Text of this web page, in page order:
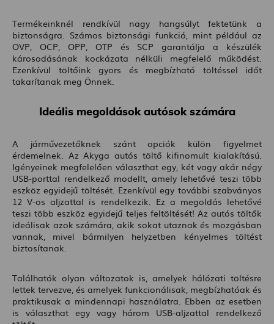
Termékeinknél rendkívül nagy hangsúlyt fektetünk a
biztonságra. Számos biztonsági funkció, mint például az
OVP, OCP, OPP, OTP és SCP garantálja a készülék
károsodásának kockázata nélküli megfelelő működést.
Ezenkívül töltőink gyors és megbízható töltéssel időt
takarítanak meg Önnek.
Ideális megoldások autósok számára
A járművezetőknek szánt opciók külön figyelmet
érdemelnek. Az Akyga autós töltő kifinomult kialakítású.
Igényeinek megfelelően választhat egy, két vagy akár négy
USB-porttal rendelkező modellt, amely lehetővé teszi több
eszköz egyidejű töltését. Ezenkívül egy további szabványos
12 V-os aljzattal is rendelkezik. Ez a megoldás lehetővé
teszi több eszköz egyidejű teljes feltöltését! Az autós töltők
ideálisak azok számára, akik sokat utaznak és mozgásban
vannak, mivel bármilyen helyzetben kényelmes töltést
biztosítanak.
Találhatók olyan változatok is, amelyek hálózati töltésre
lettek tervezve, és amelyek funkcionálisak, megbízhatóak és
praktikusak a mindennapi használatra. Ebben az esetben
is választhat egy vagy három USB-aljzattal rendelkező